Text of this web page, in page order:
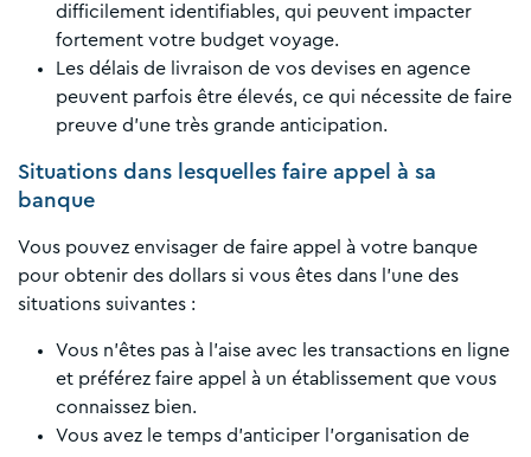
difficilement identifiables, qui peuvent impacter
fortement votre budget voyage.
Les délais de livraison de vos devises en agence
peuvent parfois être élevés, ce qui nécessite de faire
preuve d’une très grande anticipation.
Situations dans lesquelles faire appel à sa
banque
Vous pouvez envisager de faire appel à votre banque
pour obtenir des dollars si vous êtes dans l’une des
situations suivantes :
Vous n’êtes pas à l’aise avec les transactions en ligne
et préférez faire appel à un établissement que vous
connaissez bien.
Vous avez le temps d’anticiper l’organisation de